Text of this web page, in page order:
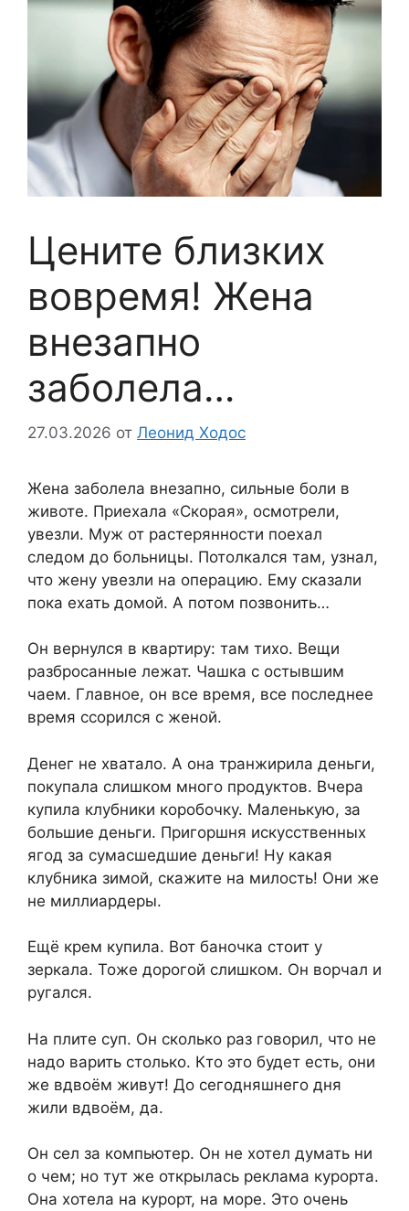
Цените близких
вовремя! Жена
внезапно
заболела…
27.03.2026 от Леонид Ходос
Жена заболела внезапно, сильные боли в
животе. Приехала «Скорая», осмотрели,
увезли. Муж от растерянности поехал
следом до больницы. Потолкался там, узнал,
что жену увезли на операцию. Ему сказали
пока ехать домой. А потом позвонить…
Он вернулся в квартиру: там тихо. Вещи
разбросанные лежат. Чашка с остывшим
чаем. Главное, он все время, все последнее
время ссорился с женой.
Денег не хватало. А она транжирила деньги,
покупала слишком много продуктов. Вчера
купила клубники коробочку. Маленькую, за
большие деньги. Пригоршня искусственных
ягод за сумасшедшие деньги! Ну какая
клубника зимой, скажите на милость! Они же
не миллиардеры.
Ещё крем купила. Вот баночка стоит у
зеркала. Тоже дорогой слишком. Он ворчал и
ругался.
На плите суп. Он сколько раз говорил, что не
надо варить столько. Кто это будет есть, они
же вдвоём живут! До сегодняшнего дня
жили вдвоём, да.
Он сел за компьютер. Он не хотел думать ни
о чем; но тут же открылась реклама курорта.
Она хотела на курорт, на море. Это очень